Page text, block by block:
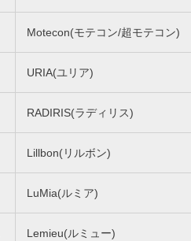
Motecon(モテコン/超モテコン)
URIA(ユリア)
RADIRIS(ラディリス)
Lillbon(リルボン)
LuMia(ルミア)
Lemieu(ルミュー)